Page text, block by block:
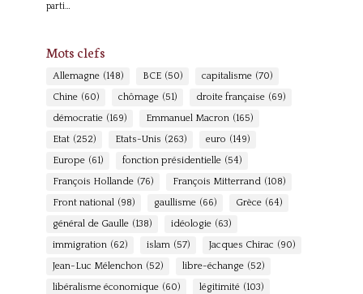
parti…
Mots clefs
Allemagne (148) BCE (50) capitalisme (70)
Chine (60) chômage (51) droite française (69)
démocratie (169) Emmanuel Macron (165)
Etat (252) Etats-Unis (263) euro (149)
Europe (61) fonction présidentielle (54)
François Hollande (76) François Mitterrand (108)
Front national (98) gaullisme (66) Grèce (64)
général de Gaulle (138) idéologie (63)
immigration (62) islam (57) Jacques Chirac (90)
Jean-Luc Mélenchon (52) libre-échange (52)
libéralisme économique (60) légitimité (103)